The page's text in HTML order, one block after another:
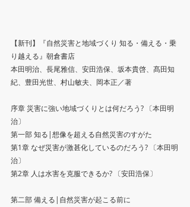
【新刊】『自然災害と地域づくり 知る・備える・乗
り越える』朝倉書店
本田明治、長尾雅信、安田浩保、坂本貴啓、髙田知
紀、豊田光世、村山敏夫、岡本正／著
序章 災害に強い地域づくりとは何だろう? 〔本田明
治〕
第一部 知る|想像を超える自然災害のすがた
第1章 なぜ災害が激甚化しているのだろう? 〔本田明
治〕
第2章 人は水害を克服できるか? 〔安田浩保〕
第二部 備える|自然災害が起こる前に